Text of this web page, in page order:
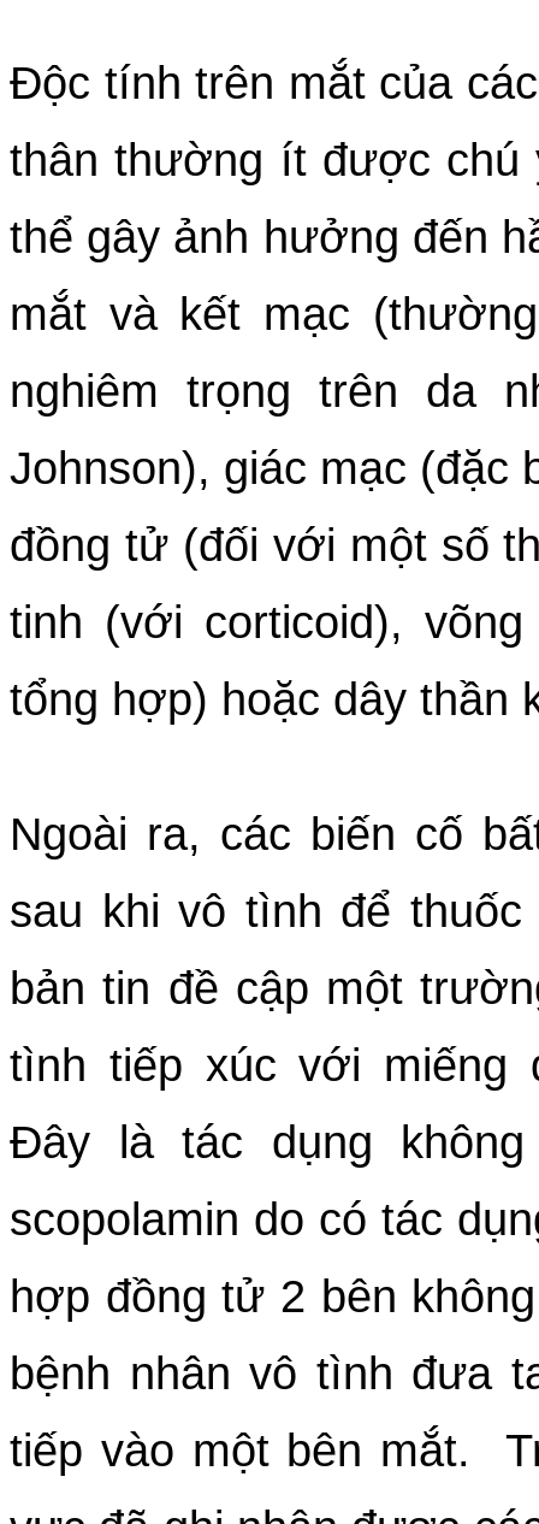
Độc tính trên mắt của
thân thường ít được chú
thể gây ảnh hưởng đến
mắt và kết mạc
nghiêm trọng trên da
Johnson), giác mạc (đặc
đồng tử (đối với một số
tinh (với corticoid),
tổng hợp) hoặc dây thần
Ngoài ra, các biến cố
sau khi vô tình để
bản tin đề cập một
tình tiếp xúc với miếng
Đây là tác dụng
scopolamin do có tác
hợp đồng tử 2 bên
bệnh nhân vô tình đưa
tiếp vào một bên mắt.